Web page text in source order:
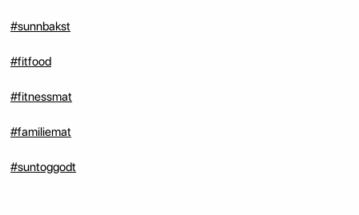
#sunnbakst
#fitfood
#fitnessmat
#familiemat
#suntoggodt